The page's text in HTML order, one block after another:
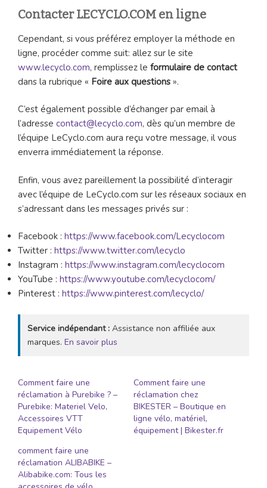
Contacter LECYCLO.COM en ligne
Cependant, si vous préférez employer la méthode en
ligne, procéder comme suit: allez sur le site
www.lecyclo.com, remplissez le formulaire de contact
dans la rubrique « Foire aux questions ».
C’est également possible d’échanger par email à
l’adresse contact@lecyclo.com, dès qu’un membre de
l’équipe LeCyclo.com aura reçu votre message, il vous
enverra immédiatement la réponse.
Enfin, vous avez pareillement la possibilité d’interagir
avec l’équipe de LeCyclo.com sur les réseaux sociaux en
s’adressant dans les messages privés sur :
Facebook : https://www.facebook.com/Lecyclocom
Twitter : https://www.twitter.com/lecyclo
Instagram : https://www.instagram.com/lecyclocom
YouTube : https://www.youtube.com/lecyclocom/
Pinterest : https://www.pinterest.com/lecyclo/
Service indépendant : Assistance non affiliée aux
marques. En savoir plus
Comment faire une
réclamation à Purebike ? –
Purebike: Materiel Velo,
Accessoires VTT
Equipement Vélo
Comment faire une
réclamation chez
BIKESTER – Boutique en
ligne vélo, matériel,
équipement | Bikester.fr
comment faire une
réclamation ALIBABIKE –
Alibabike.com: Tous les